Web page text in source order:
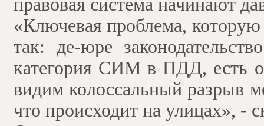
правовая система начинают
«Ключевая проблема, которую
так: де-юре
категория СИМ в ПДД, есть
видим колоссальный разрыв
что происходит на улицах», -